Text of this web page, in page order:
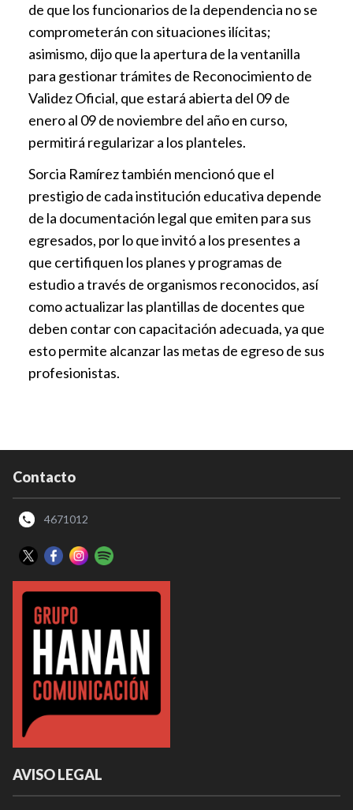
de que los funcionarios de la dependencia no se
comprometerán con situaciones ilícitas;
asimismo, dijo que la apertura de la ventanilla
para gestionar trámites de Reconocimiento de
Validez Oficial, que estará abierta del 09 de
enero al 09 de noviembre del año en curso,
permitirá regularizar a los planteles.
Sorcia Ramírez también mencionó que el
prestigio de cada institución educativa depende
de la documentación legal que emiten para sus
egresados, por lo que invitó a los presentes a
que certifiquen los planes y programas de
estudio a través de organismos reconocidos, así
como actualizar las plantillas de docentes que
deben contar con capacitación adecuada, ya que
esto permite alcanzar las metas de egreso de sus
profesionistas.
Contacto
4671012
AVISO LEGAL